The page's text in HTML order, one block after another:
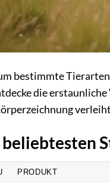
bestimmte
die
beliebtesten
PRODUKT